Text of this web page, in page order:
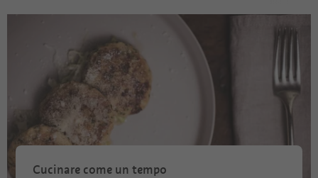
Cucinare come un tempo